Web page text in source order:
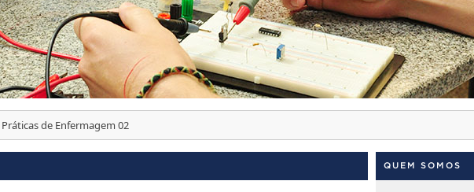
de Enfermagem 02
QUEM SOMOS